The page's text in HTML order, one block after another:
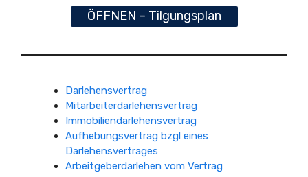
ÖFFNEN – Tilgungsplan
Darlehensvertrag
Mitarbeiterdarlehensvertrag
Immobiliendarlehensvertrag
Aufhebungsvertrag bzgl eines
Darlehensvertrages
Arbeitgeberdarlehen vom Vertrag